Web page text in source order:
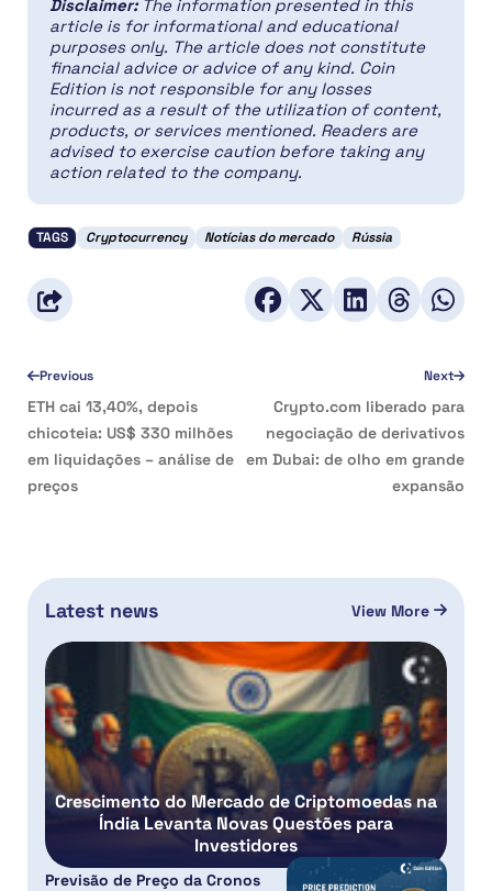
Disclaimer: The information presented in this
article is for informational and educational
purposes only. The article does not constitute
financial advice or advice of any kind. Coin
Edition is not responsible for any losses
incurred as a result of the utilization of content,
products, or services mentioned. Readers are
advised to exercise caution before taking any
action related to the company.
TAGS Cryptocurrency Notícias do mercado Rússia
Previous
ETH cai 13,40%, depois
chicoteia: US$ 330 milhões
em liquidações – análise de
preços
Next
Crypto.com liberado para
negociação de derivativos
em Dubai: de olho em grande
expansão
Latest news View More
Crescimento do Mercado de Criptomoedas na
Índia Levanta Novas Questões para
Investidores
Previsão de Preço da Cronos